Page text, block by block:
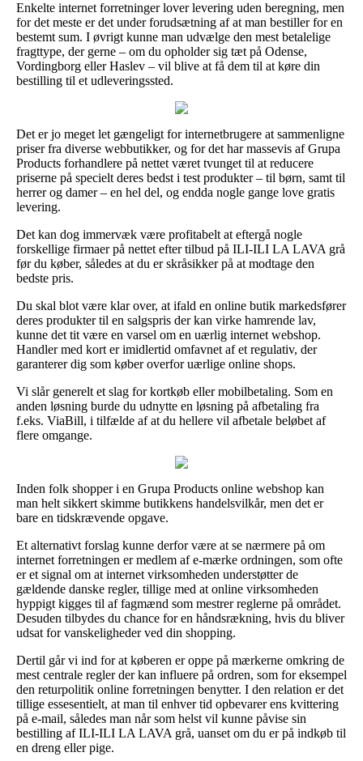
Enkelte internet forretninger lover levering uden beregning, men
for det meste er det under forudsætning af at man bestiller for en
bestemt sum. I øvrigt kunne man udvælge den mest betalelige
fragttype, der gerne – om du opholder sig tæt på Odense,
Vordingborg eller Haslev – vil blive at få dem til at køre din
bestilling til et udleveringssted.
Det er jo meget let gængeligt for internetbrugere at sammenligne
priser fra diverse webbutikker, og for det har massevis af Grupa
Products forhandlere på nettet været tvunget til at reducere
priserne på specielt deres bedst i test produkter – til børn, samt til
herrer og damer – en hel del, og endda nogle gange love gratis
levering.
Det kan dog immervæk være profitabelt at eftergå nogle
forskellige firmaer på nettet efter tilbud på ILI-ILI LA LAVA grå
før du køber, således at du er skråsikker på at modtage den
bedste pris.
Du skal blot være klar over, at ifald en online butik markedsfører
deres produkter til en salgspris der kan virke hamrende lav,
kunne det tit være en varsel om en uærlig internet webshop.
Handler med kort er imidlertid omfavnet af et regulativ, der
garanterer dig som køber overfor uærlige online shops.
Vi slår generelt et slag for kortkøb eller mobilbetaling. Som en
anden løsning burde du udnytte en løsning på afbetaling fra
f.eks. ViaBill, i tilfælde af at du hellere vil afbetale beløbet af
flere omgange.
Inden folk shopper i en Grupa Products online webshop kan
man helt sikkert skimme butikkens handelsvilkår, men det er
bare en tidskrævende opgave.
Et alternativt forslag kunne derfor være at se nærmere på om
internet forretningen er medlem af e-mærke ordningen, som ofte
er et signal om at internet virksomheden understøtter de
gældende danske regler, tillige med at online virksomheden
hyppigt kigges til af fagmænd som mestrer reglerne på området.
Desuden tilbydes du chance for en håndsrækning, hvis du bliver
udsat for vanskeligheder ved din shopping.
Dertil går vi ind for at køberen er oppe på mærkerne omkring de
mest centrale regler der kan influere på ordren, som for eksempel
den returpolitik online forretningen benytter. I den relation er det
tillige essesentielt, at man til enhver tid opbevarer ens kvittering
på e-mail, således man når som helst vil kunne påvise sin
bestilling af ILI-ILI LA LAVA grå, uanset om du er på indkøb til
en dreng eller pige.